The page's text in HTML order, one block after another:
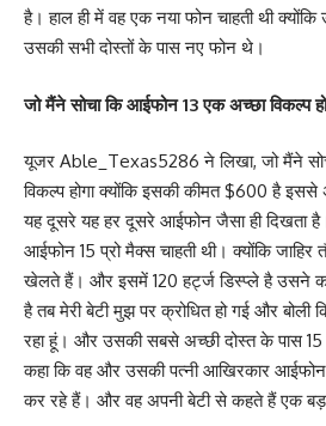
है। हाल ही में वह एक नया फोन चाहती थी क्योंकि
उसकी सभी दोस्तों के पास नए फोन थे।
जो मैंने सोचा कि आईफोन 13 एक अच्छा विकल्प
यूजर Able_Texas5286 ने लिखा, जो मैंने
विकल्प होगा क्योंकि इसकी कीमत $600 है
यह दूसरे यह हर दूसरे आईफोन जैसा ही दिखता
आईफोन 15 प्रो मैक्स चाहती थी। क्योंकि
खेलते हैं। और इसमें 120 हर्ट्ज डिस्प्ले है उसने
है तब मेरी बेटी मुझ पर क्रोधित हो गई और बोली
रहा हूं। और उसकी सबसे अच्छी दोस्त के पास
कहा कि वह और उसकी पत्नी आखिरकार आईफोन
कर रहे हैं। और वह अपनी बेटी से कहते हैं एक